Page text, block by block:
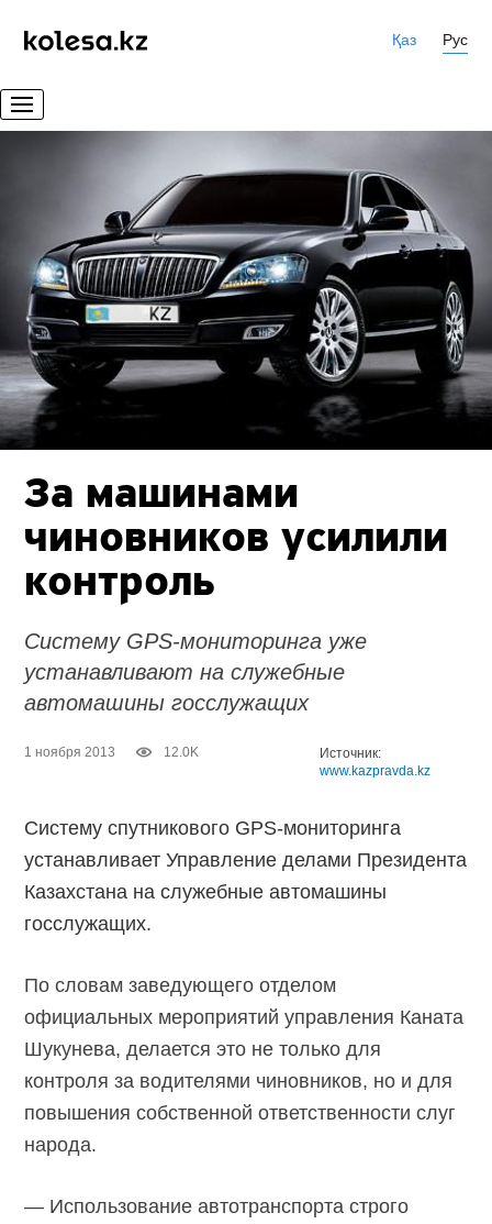
Қаз Рус
За машинами
чиновников усилили
контроль
Систему GPS-мониторинга уже
устанавливают на служебные
автомашины госслужащих
1 ноября 2013 12.0K
Источник:
www.kazpravda.kz
Систему спутникового GPS-мониторинга
устанавливает Управление делами Президента
Казахстана на служебные автомашины
госслужащих.
По словам заведующего отделом
официальных мероприятий управления Каната
Шукунева, делается это не только для
контроля за водителями чиновников, но и для
повышения собственной ответственности слуг
народа.
— Использование автотранспорта строго